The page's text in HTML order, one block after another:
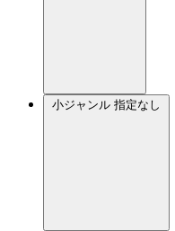
小ジャンル 指定なし